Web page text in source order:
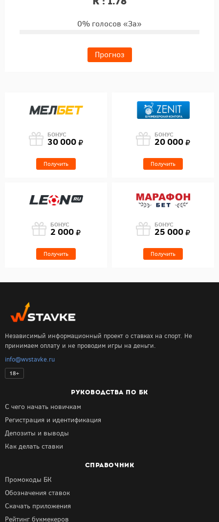
0% голосов «За»
Прогноз
БОНУС
30 000
Получить
БОНУС
20 000
Получить
БОНУС
2 000
Получить
БОНУС
25 000
Получить
Независимый информационный проект о ставках на спорт. Не
принимаем оплату и не проводим игры на деньги.
info@wvstavke.ru
18+
РУКОВОДСТВА ПО БК
С чего начать новичкам
Регистрация и идентификация
Депозиты и выводы
Как делать ставки
СПРАВОЧНИК
Промокоды БК
Обозначения ставок
Скачать приложения
Рейтинг букмекеров